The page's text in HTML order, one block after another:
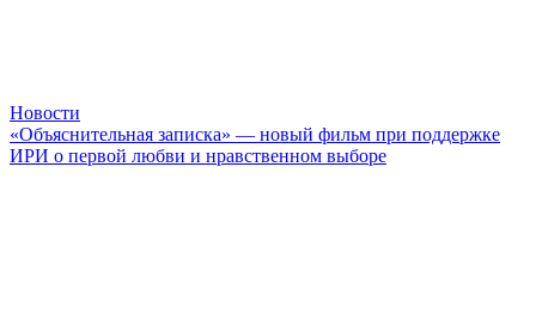
Новости
«Объяснительная записка» — новый фильм при поддержке
ИРИ о первой любви и нравственном выборе